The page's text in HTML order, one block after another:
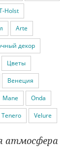
Holst
Arte
декор
Цветы
Венеция
Mane Onda
Tenero Velure
атмосфера